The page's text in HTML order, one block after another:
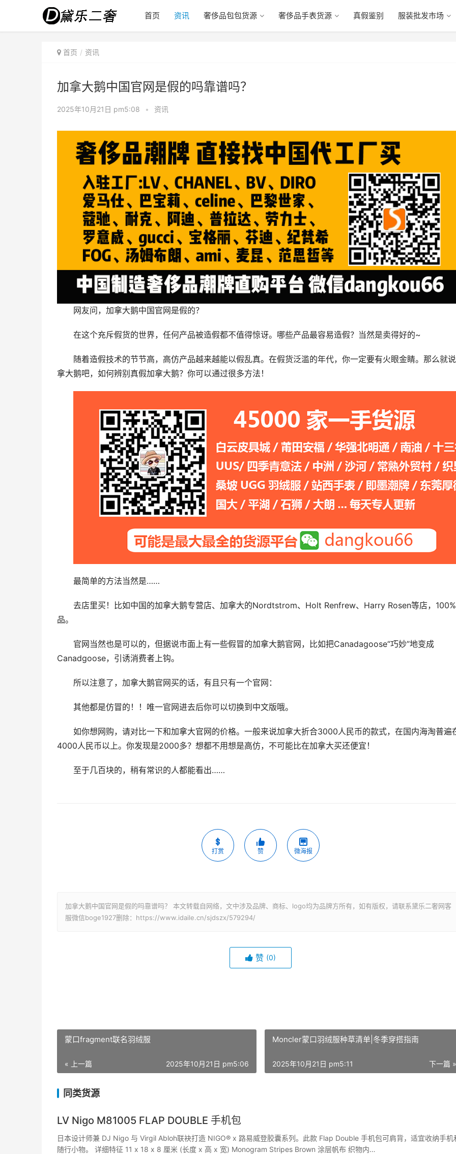
首页 资讯 奢侈品包包货源 奢侈品手表货源 真假鉴别 服装批发市场
首页 资讯
加拿大鹅中国官网是假的吗靠谱吗？
2025年10月21日 pm5:08 • 资讯
网友问，加拿大鹅中国官网是假的？
在这个充斥假货的世界，任何产品被造假都不值得惊讶。哪些产品最容易造假？当然是卖得好的~
随着造假技术的节节高，高仿产品越来越能以假乱真。在假货泛滥的年代，你一定要有火眼金睛。那么就
拿大鹅吧，如何辨别真假加拿大鹅？你可以通过很多方法！
最简单的方法当然是……
去店里买！比如中国的加拿大鹅专营店、加拿大的Nordtstrom、Holt Renfrew、Harry Rosen等店，
品。
官网当然也是可以的，但据说市面上有一些假冒的加拿大鹅官网，比如把Canadagoose“巧妙”地变成
Canadgoose，引诱消费者上钩。
所以注意了，加拿大鹅官网买的话，有且只有一个官网：
其他都是仿冒的！！唯一官网进去后你可以切换到中文版哦。
如你想网购，请对比一下和加拿大官网的价格。一般来说加拿大折合3000人民币的款式，在国内海淘普遍
4000人民币以上。你发现是2000多？想都不用想是高仿，不可能比在加拿大买还便宜！
至于几百块的，稍有常识的人都能看出……
打赏 赞 微海报
加拿大鹅中国官网是假的吗靠谱吗？ 本文转载自网络，文中涉及品牌、商标、logo均为品牌方所有，如有版权，请联系黛乐二奢网客
服微信boge1927删除：https://www.idaile.cn/sjdszx/579294/
赞 (0)
蒙口fragment联名羽绒服
« 上一篇 2025年10月21日 pm5:06
Moncler蒙口羽绒服种草清单|冬季穿搭指南
下一篇 »
2025年10月21日 pm5:11
同类货源
LV Nigo M81005 FLAP DOUBLE 手机包
日本设计师兼 DJ Nigo 与 Virgil Abloh联袂打造 NIGO® x 路易威登胶囊系列。此款 Flap Double 手机包可肩背，适宜收纳手机
随行小物。 详细特征 11 x 18 x 8 厘米 (长度 x 高 x 宽) Monogram Stripes Brown 涂层帆布 织物内…